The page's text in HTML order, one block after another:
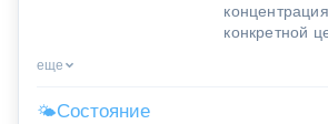
конкретной
еще
🌤Состояние